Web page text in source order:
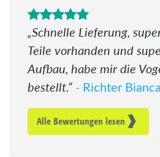
Schnelle Lieferung,
Teile vorhanden und
Aufbau, habe mir die
bestellt. - Richter Bianca
Alle Bewertungen lesen